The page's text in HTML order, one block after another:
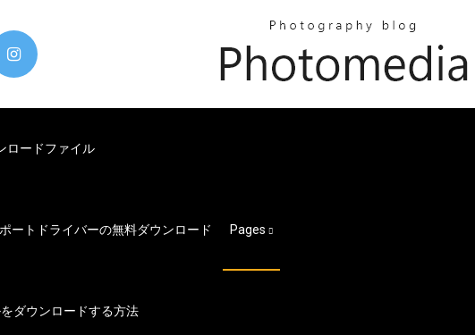
ロードファイル
ートドライバーの無料ダウンロード Pages
ダウンロードする方法